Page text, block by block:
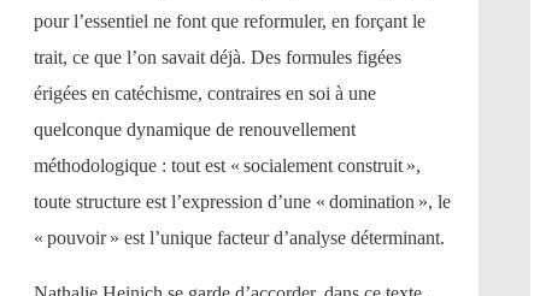
pour l’essentiel ne font que reformuler, en forçant le
trait, ce que l’on savait déjà. Des formules figées
érigées en catéchisme, contraires en soi à une
quelconque dynamique de renouvellement
méthodologique : tout est « socialement construit »,
toute structure est l’expression d’une « domination », le
« pouvoir » est l’unique facteur d’analyse déterminant.